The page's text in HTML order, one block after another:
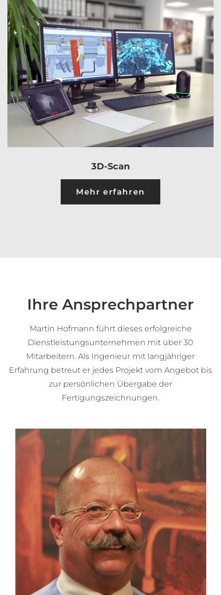
3D-Scan
Mehr erfahren
Ihre Ansprechpartner
Martin Hofmann führt dieses erfolgreiche
Dienstleistungsunternehmen mit über 30
Mitarbeitern. Als Ingenieur mit langjähriger
Erfahrung betreut er jedes Projekt vom Angebot bis
zur persönlichen Übergabe der
Fertigungszeichnungen.